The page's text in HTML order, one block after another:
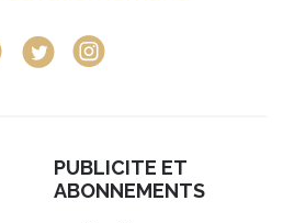
PUBLICITE ET
ABONNEMENTS